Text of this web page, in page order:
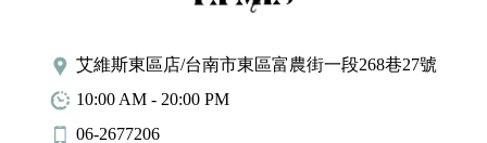
艾維斯東區店/台南市東區富農街一段268巷27號
10:00 AM - 20:00 PM
06-2677206